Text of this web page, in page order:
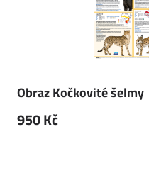
Obraz Kočkovité šelmy
950 Kč